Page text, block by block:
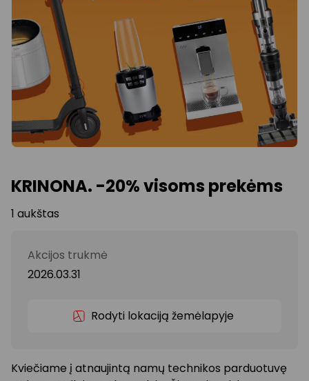
KRINONA. -20% visoms prekėms
1 aukštas
Akcijos trukmė
2026.03.31
Rodyti lokaciją žemėlapyje
Kviečiame į atnaujintą namų technikos parduotuvę